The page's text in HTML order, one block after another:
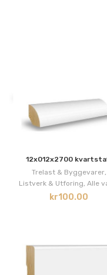
12x012x2700
Trelast & Byggevarer,
Listverk & Utforing Alle
kr100.00